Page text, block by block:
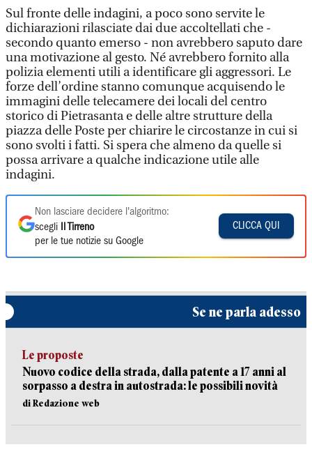
Sul fronte delle indagini, a poco sono servite le
dichiarazioni rilasciate dai due accoltellati che -
secondo quanto emerso - non avrebbero saputo dare
una motivazione al gesto. Né avrebbero fornito alla
polizia elementi utili a identificare gli aggressori. Le
forze dell’ordine stanno comunque acquisendo le
immagini delle telecamere dei locali del centro
storico di Pietrasanta e delle altre strutture della
piazza delle Poste per chiarire le circostanze in cui si
sono svolti i fatti. Si spera che almeno da quelle si
possa arrivare a qualche indicazione utile alle
indagini.
Non lasciare decidere l'algoritmo:
scegli
Il Tirreno
per le tue notizie su Google
CLICCA QUI
Se ne parla adesso
Le proposte
Nuovo codice della strada, dalla patente a 17 anni al
sorpasso a destra in autostrada: le possibili novità
di Redazione web